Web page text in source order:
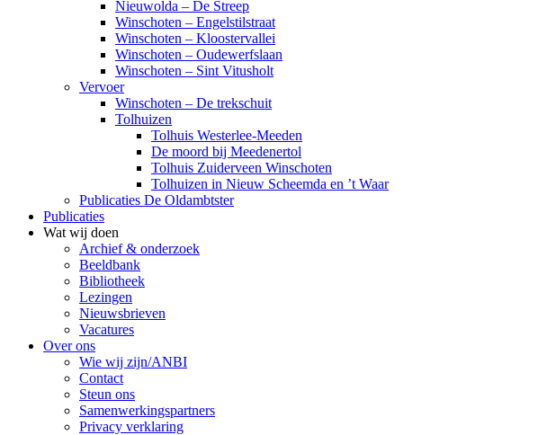
Nieuwolda – De Streep
Winschoten – Engelstilstraat
Winschoten – Kloostervallei
Winschoten – Oudewerfslaan
Winschoten – Sint Vitusholt
Vervoer
Winschoten – De trekschuit
Tolhuizen
Tolhuis Westerlee-Meeden
De moord bij Meedenertol
Tolhuis Zuiderveen Winschoten
Tolhuizen in Nieuw Scheemda en ’t Waar
Publicaties De Oldambtster
Publicaties
Wat wij doen
Archief & onderzoek
Beeldbank
Bibliotheek
Lezingen
Nieuwsbrieven
Vacatures
Over ons
Wie wij zijn/ANBI
Contact
Steun ons
Samenwerkingspartners
Privacy verklaring